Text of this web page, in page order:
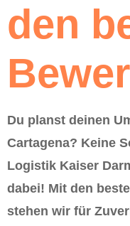
den
Du planst deinen
Cartagena? Keine
Logistik Kaiser
dabei! Mit den
stehen wir für